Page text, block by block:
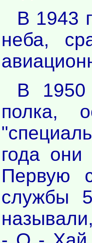
В 1943
неба,
В 1950
полка,
года они
Первую
службы